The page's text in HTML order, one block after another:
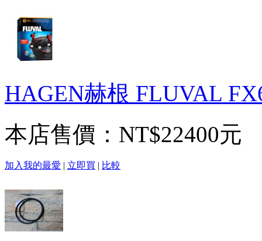
HAGEN赫根 FLUVAL
本店售價： NT$22400元
加入我的最愛 | 立即買 | 比較